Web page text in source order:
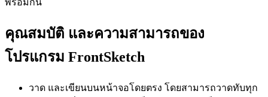
พร้อมกัน
คุณสมบัติ และความสามารถของ
โปรแกรม FrontSketch
วาด และเขียนบนหน้าจอโดยตรง โดยสามารถวาดทับทุก